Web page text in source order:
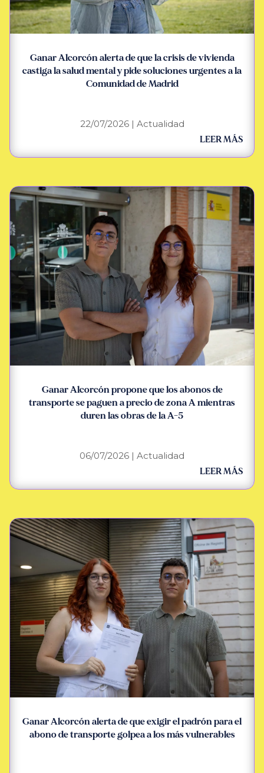
Ganar Alcorcón alerta de que la crisis de vivienda
castiga la salud mental y pide soluciones urgentes a la
Comunidad de Madrid
22/07/2026| Actualidad
LEER MÁS
Ganar Alcorcón propone que los abonos de
transporte se paguen a precio de zona A mientras
duren las obras de la A-5
06/07/2026 | Actualidad
LEER MÁS
Ganar Alcorcón alerta de que exigir el padrón para el
abono de transporte golpea a los más vulnerables